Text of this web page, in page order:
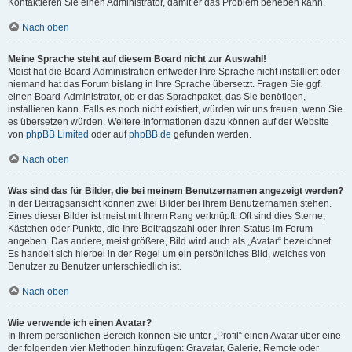
Kontaktieren Sie einen Administrator, damit er das Problem beheben kann.
Nach oben
Meine Sprache steht auf diesem Board nicht zur Auswahl!
Meist hat die Board-Administration entweder Ihre Sprache nicht installiert oder
niemand hat das Forum bislang in Ihre Sprache übersetzt. Fragen Sie ggf.
einen Board-Administrator, ob er das Sprachpaket, das Sie benötigen,
installieren kann. Falls es noch nicht existiert, würden wir uns freuen, wenn Sie
es übersetzen würden. Weitere Informationen dazu können auf der Website
von phpBB Limited oder aufphpBB.de gefunden werden.
Nach oben
Was sind das für Bilder, die bei meinem Benutzernamen angezeigt werden?
In der Beitragsansicht können zwei Bilder bei Ihrem Benutzernamen stehen.
Eines dieser Bilder ist meist mit Ihrem Rang verknüpft: Oft sind dies Sterne,
Kästchen oder Punkte, die Ihre Beitragszahl oder Ihren Status im Forum
angeben. Das andere, meist größere, Bild wird auch als „Avatar“ bezeichnet.
Es handelt sich hierbei in der Regel um ein persönliches Bild, welches von
Benutzer zu Benutzer unterschiedlich ist.
Nach oben
Wie verwende ich einen Avatar?
In Ihrem persönlichen Bereich können Sie unter „Profil“ einen Avatar über eine
der folgenden vier Methoden hinzufügen: Gravatar, Galerie, Remote oder